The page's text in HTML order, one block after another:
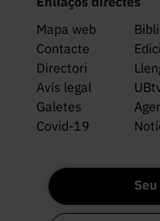
Mapa web
Contacte
Directori
Avís legal
Galetes
Covid-19